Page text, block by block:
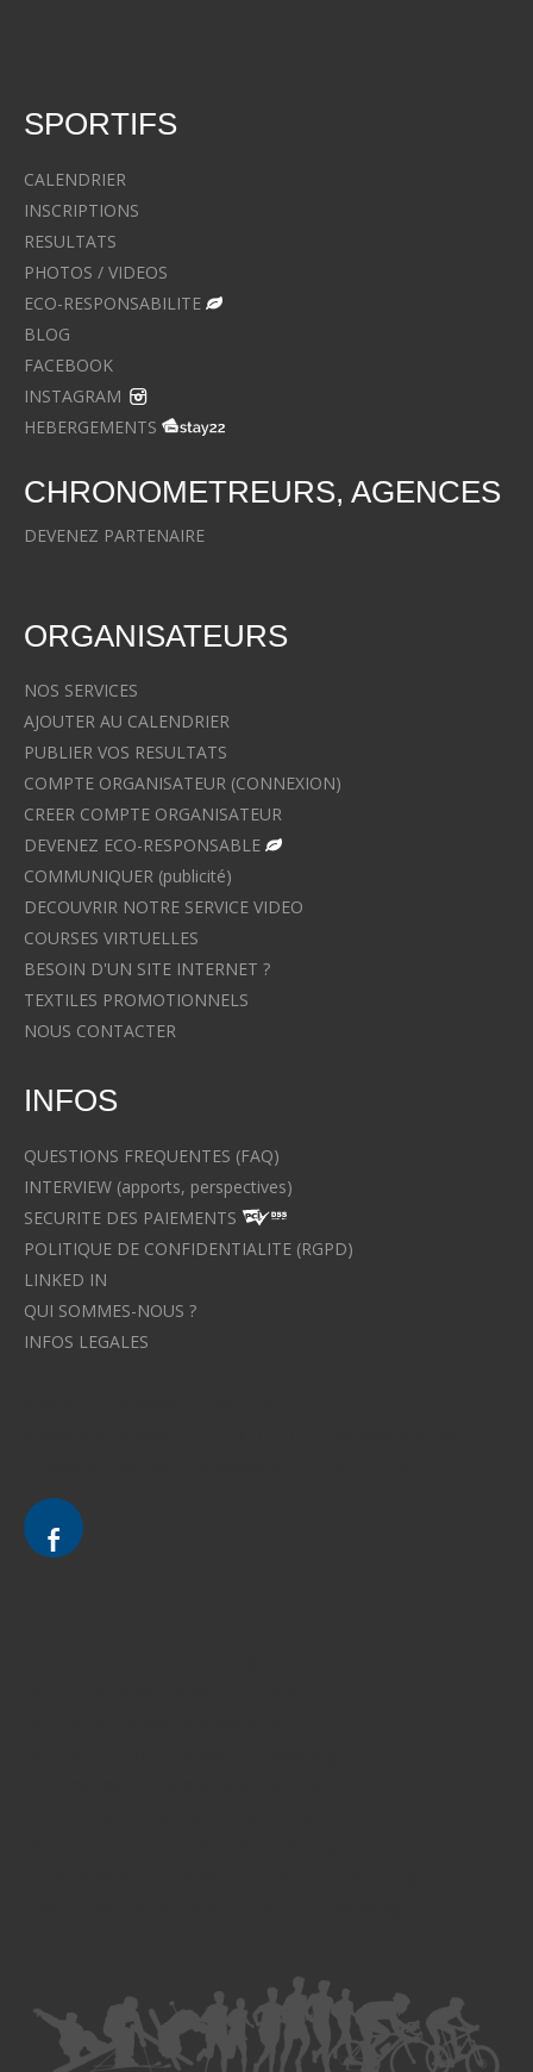
SPORTIFS
CALENDRIER
INSCRIPTIONS
RESULTATS
PHOTOS / VIDEOS
ECO-RESPONSABILITE
BLOG
FACEBOOK
INSTAGRAM
HEBERGEMENTS
CHRONOMETREURS, AGENCES
DEVENEZ PARTENAIRE
ORGANISATEURS
NOS SERVICES
AJOUTER AU CALENDRIER
PUBLIER VOS RESULTATS
COMPTE ORGANISATEUR (CONNEXION)
CREER COMPTE ORGANISATEUR
DEVENEZ ECO-RESPONSABLE
COMMUNIQUER (publicité)
DECOUVRIR NOTRE SERVICE VIDEO
COURSES VIRTUELLES
BESOIN D'UN SITE INTERNET ?
TEXTILES PROMOTIONNELS
NOUS CONTACTER
INFOS
QUESTIONS FREQUENTES (FAQ)
INTERVIEW (apports, perspectives)
SECURITE DES PAIEMENTS
POLITIQUE DE CONFIDENTIALITE (RGPD)
LINKED IN
QUI SOMMES-NOUS ?
INFOS LEGALES